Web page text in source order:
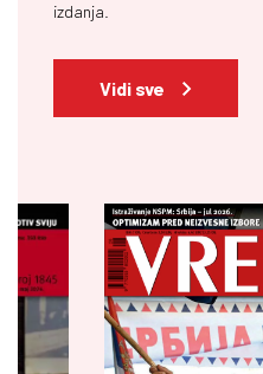
izdanja.
Vidi sve